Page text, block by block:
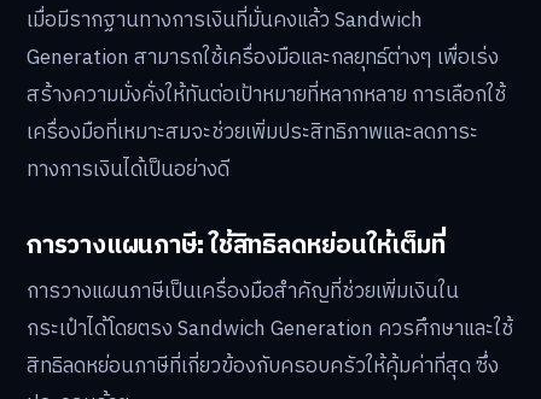
เมื่อมีรากฐานทางการเงินที่มั่นคงแล้ว Sandwich
Generation สามารถใช้เครื่องมือและกลยุทธ์ต่างๆ เพื่อเร่ง
สร้างความมั่งคั่งให้ทันต่อเป้าหมายที่หลากหลาย การเลือกใช้
เครื่องมือที่เหมาะสมจะช่วยเพิ่มประสิทธิภาพและลดภาระ
ทางการเงินได้เป็นอย่างดี
การวางแผนภาษี: ใช้สิทธิลดหย่อนให้เต็มที่
การวางแผนภาษีเป็นเครื่องมือสำคัญที่ช่วยเพิ่มเงินใน
กระเป๋าได้โดยตรง Sandwich Generation ควรศึกษาและใช้
สิทธิลดหย่อนภาษีที่เกี่ยวข้องกับครอบครัวให้คุ้มค่าที่สุด ซึ่ง